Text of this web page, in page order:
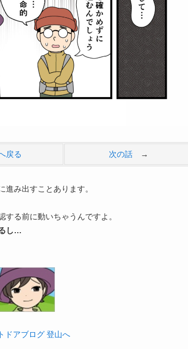
戻る 次の話→
み出すことあります。
る前に動いちゃうんですよ。
し…